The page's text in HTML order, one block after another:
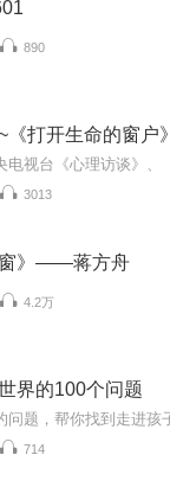
890
《打开生命的窗户》
3013
窗》——蒋方舟
4.2万
界的100个问题
714